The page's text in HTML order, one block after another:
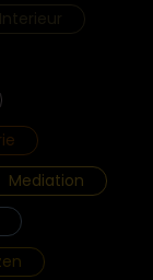
Interieur
Mediation